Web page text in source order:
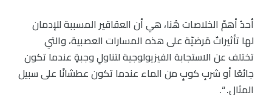
أحدُ أهمّ الخلاصات هُنا، هي أن العقاقير المسببة للإدمان
لها تأثيراتٌ مَرضيّة على هذه المسارات العصبية، والتي
تختلف عن الاستجابة الفيزيولوجية لتناولِ وجبةٍ عندما تكون
جائعًا أو شربِ كوبٍ من الماء عندما تكون عطشانًا على سبيل
المثال. “.